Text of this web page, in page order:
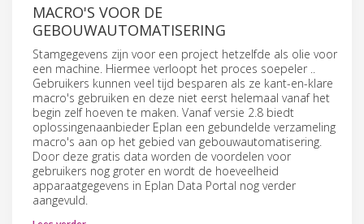
MACRO'S VOOR DE
GEBOUWAUTOMATISERING
Stamgegevens zijn voor een project hetzelfde als olie voor
een machine. Hiermee verloopt het proces soepeler ..
Gebruikers kunnen veel tijd besparen als ze kant-en-klare
macro's gebruiken en deze niet eerst helemaal vanaf het
begin zelf hoeven te maken. Vanaf versie 2.8 biedt
oplossingenaanbieder Eplan een gebundelde verzameling
macro's aan op het gebied van gebouwautomatisering.
Door deze gratis data worden de voordelen voor
gebruikers nog groter en wordt de hoeveelheid
apparaatgegevens in Eplan Data Portal nog verder
aangevuld.